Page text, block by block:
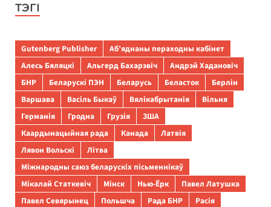
ТЭГІ
Gutenberg Publisher
Аб’яднаны пераходны кабінет
Алесь Бяляцкі
Альгерд Бахарэвіч
Андрэй Хадановіч
БНР
Беларускі ПЭН Беларусь Беласток
Берлін
Варшава
Васіль Быкаў Вялікабрытанія
Вільня
Германія
Гродна Грузія
ЗША
Каардынацыйная рада
Канада
Латвія
Лявон Вольскі
Літва
Міжнародны саюз беларускіх пісьменнікаў
Мікалай Статкевіч
Мінск Нью-Ёрк
Павел Латушка
Павел Севярынец
Польшча Рада БНР
Расія